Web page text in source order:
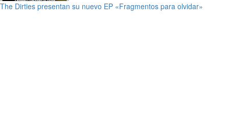
The Dirties presentan su nuevo EP «Fragmentos para olvidar»